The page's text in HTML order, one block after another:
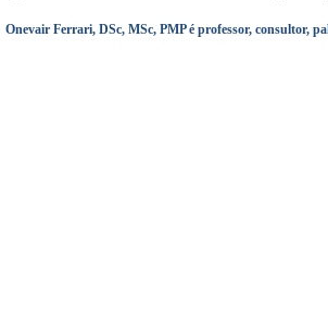
Onevair Ferrari, DSc, MSc, PMP é professor, consultor,